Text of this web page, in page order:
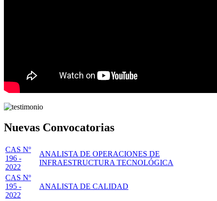
Nuevas Convocatorias
CAS Nº
196 -
2022
ANALISTA DE OPERACIONES DE
INFRAESTRUCTURA TECNOLÓGICA
CAS Nº
195 -
2022
ANALISTA DE CALIDAD